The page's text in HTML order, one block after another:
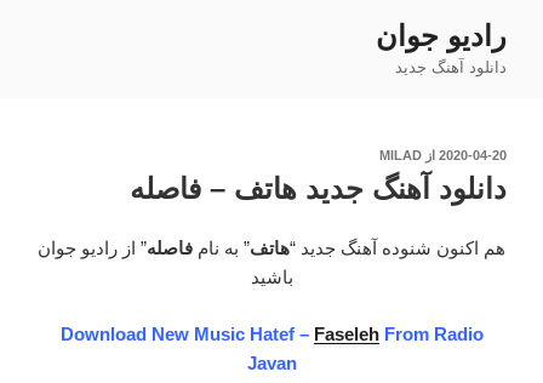
محتوا
رادیو جوان
دانلود آهنگ جدید
نوشته‌شده
2020-04-20 از MILAD
دانلود آهنگ جدید هاتف – فاصله
هم اکنون شنوده آهنگ جدید “هاتف” به نام فاصله” از رادیو جوان
باشید
Download New Music Hatef – FaselehFrom Radio
Javan